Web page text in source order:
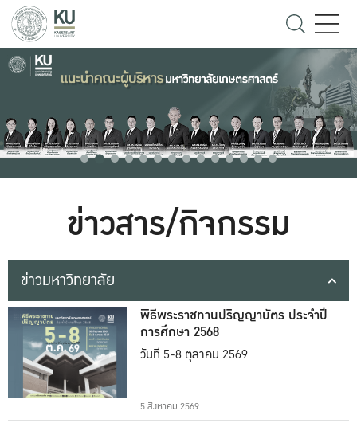
ข่าวสาร/กิจกรรม
ข่าวมหาวิทยาลัย
พิธีพระราชทานปริญญาบัตร ประจำปี
การศึกษา 2568
วันที่ 5-8 ตุลาคม 2569
5 สิงหาคม 2569